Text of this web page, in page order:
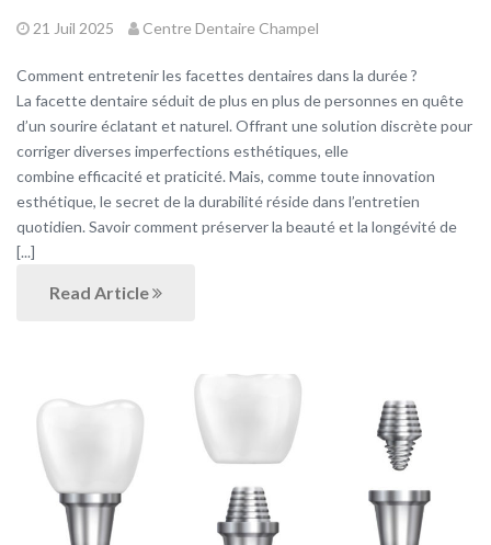
21 Juil 2025 Centre Dentaire Champel
Comment entretenir les facettes dentaires dans la durée ?
La facette dentaire séduit de plus en plus de personnes en quête
d’un sourire éclatant et naturel. Offrant une solution discrète pour
corriger diverses imperfections esthétiques, elle
combine efficacité et praticité. Mais, comme toute innovation
esthétique, le secret de la durabilité réside dans l’entretien
quotidien. Savoir comment préserver la beauté et la longévité de
[...]
Read Article